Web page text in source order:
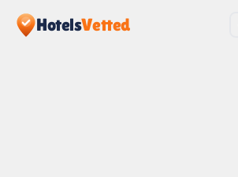
HotelsVetted